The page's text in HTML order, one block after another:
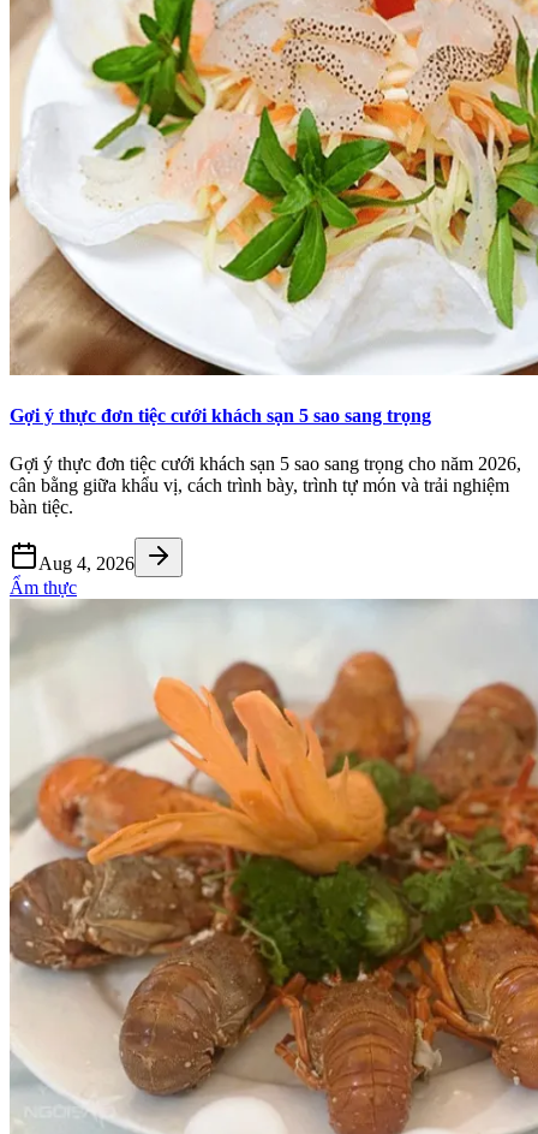
Gợi ý thực đơn tiệc cưới khách sạn 5 sao sang trọng
Gợi ý thực đơn tiệc cưới khách sạn 5 sao sang trọng cho năm 2026,
cân bằng giữa khẩu vị, cách trình bày, trình tự món và trải nghiệm
bàn tiệc.
Aug 4, 2026
Ẩm thực